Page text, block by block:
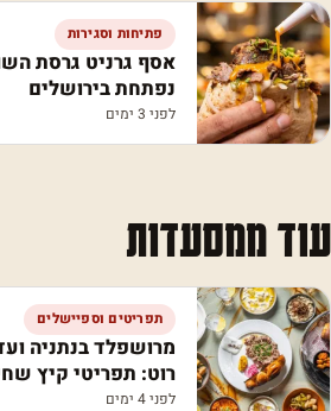
פתיחות וסגירות
אסף גרניט גרסת
נפתחת בירושלים
לפני 3 ימים
עוד ממסעדות
תפריטים וספיישלים
מרושפלד בנתניה
רוט: תפריטי קיץ
לפני 4 ימים